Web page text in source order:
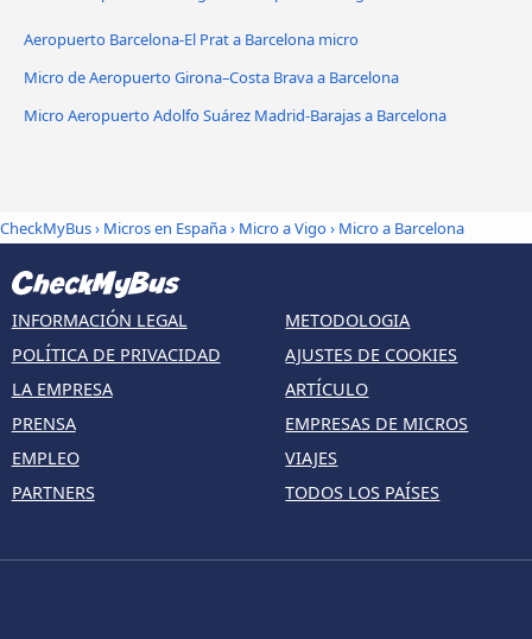
Aeropuerto Barcelona-El Prat a Barcelona micro
Micro de Aeropuerto Girona–Costa Brava a Barcelona
Micro Aeropuerto Adolfo Suárez Madrid-Barajas a Barcelona
CheckMyBus› Micros en España› Micro a Vigo› Micro a Barcelona
INFORMACIÓN LEGAL
POLÍTICA DE PRIVACIDAD
LA EMPRESA
PRENSA
EMPLEO
PARTNERS
METODOLOGIA
AJUSTES DE COOKIES
ARTÍCULO
EMPRESAS DE MICROS
VIAJES
TODOS LOS PAÍSES